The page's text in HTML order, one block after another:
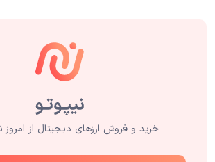
خرید و فروش ارزهای دیجیتال از امروز